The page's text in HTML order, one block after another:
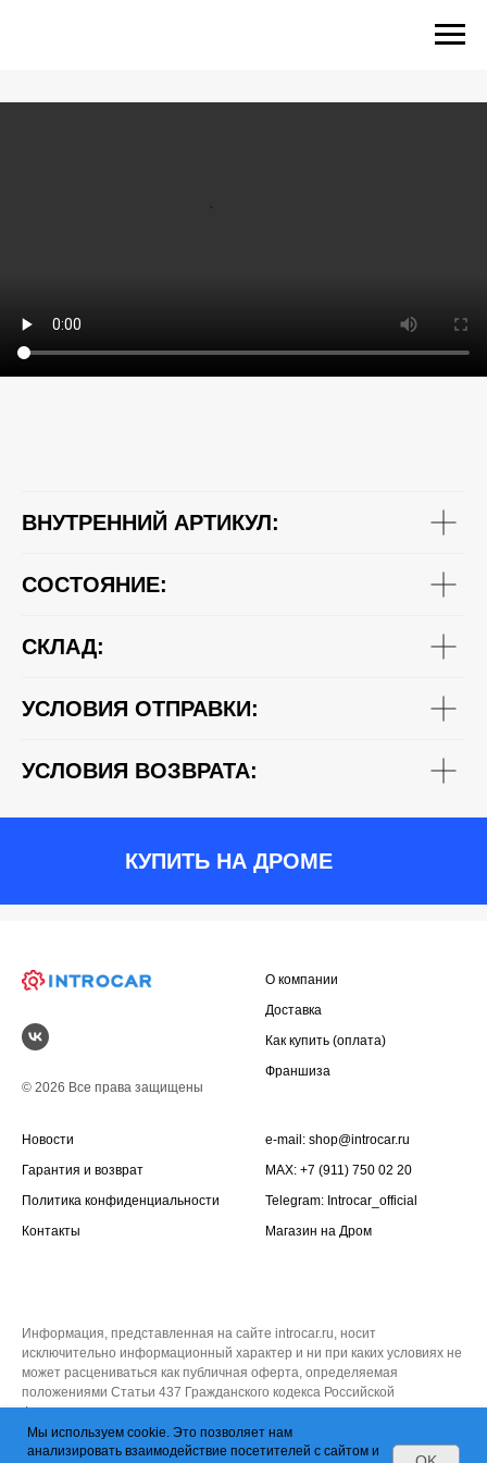
ВНУТРЕННИЙ АРТИКУЛ:
СОСТОЯНИЕ:
СКЛАД:
УСЛОВИЯ ОТПРАВКИ:
УСЛОВИЯ ВОЗВРАТА:
КУПИТЬ НА ДРОМЕ
© 2026 Все права защищены
О компании
Доставка
Как купить (оплата)
Франшиза
Новости
Гарантия и возврат
Политика конфиденциальности
Контакты
e-mail: shop@introcar.ru
MAX: +7 (911) 750 02 20
Telegram: Introcar_official
Магазин на Дром
Информация, представленная на сайте introcar.ru, носит
исключительно информационный характер и ни при каких условиях не
может расцениваться как публичная оферта, определяемая
положениями Статьи 437 Гражданского кодекса Российской
Федерации.
Мы используем cookie. Это позволяет нам
анализировать взаимодействие посетителей с сайтом и